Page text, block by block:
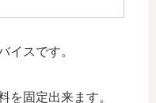
イスです。
を固定出来ます。